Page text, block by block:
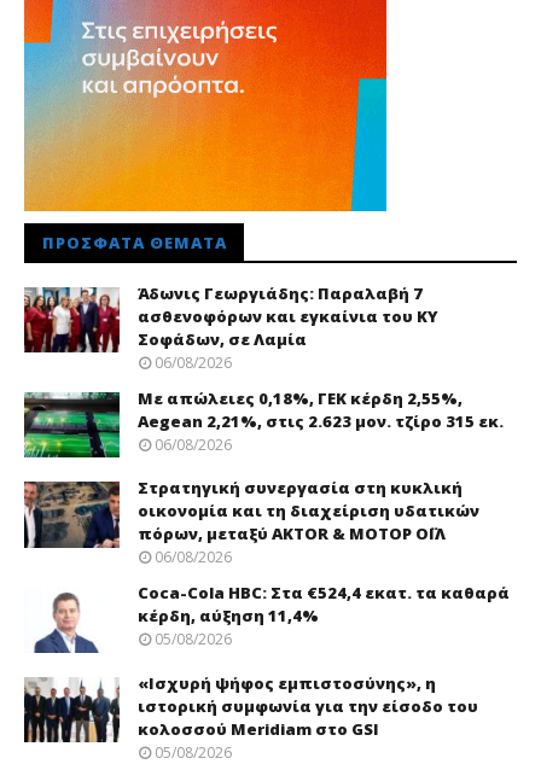
ΠΡΌΣΦΑΤΑ ΘΈΜΑΤΑ
Άδωνις Γεωργιάδης: Παραλαβή 7
ασθενοφόρων και εγκαίνια του ΚΥ
Σοφάδων, σε Λαμία
06/08/2026
Με απώλειες 0,18%, ΓΕΚ κέρδη 2,55%,
Aegean 2,21%, στις 2.623 μον. τζίρο 315 εκ.
06/08/2026
Στρατηγική συνεργασία στη κυκλική
οικονομία και τη διαχείριση υδατικών
πόρων, μεταξύ AKTOR & ΜΟΤΟΡ ΟΪΛ
06/08/2026
Coca-Cola HBC: Στα €524,4 εκατ. τα καθαρά
κέρδη, αύξηση 11,4%
05/08/2026
«Ισχυρή ψήφος εμπιστοσύνης», η
ιστορική συμφωνία για την είσοδο του
κολοσσού Meridiam στο GSI
05/08/2026